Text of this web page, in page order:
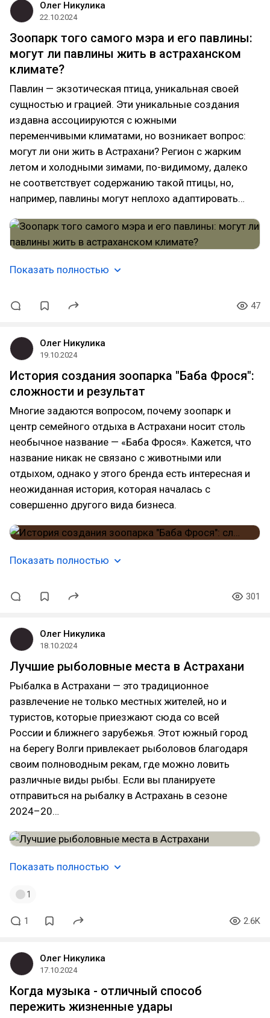
Олег Никулика
22.10.2024
Зоопарк того самого мэра и его павлины:
могут ли павлины жить в астраханском
климате?
Павлин — экзотическая птица, уникальная своей
сущностью и грацией. Эти уникальные создания
издавна ассоциируются с южными
переменчивыми климатами, но возникает вопрос:
могут ли они жить в Астрахани? Регион с жарким
летом и холодными зимами, по-видимому, далеко
не соответствует содержанию такой птицы, но,
например, павлины могут неплохо адаптировать…
Показать полностью
47
Олег Никулика
19.10.2024
История создания зоопарка "Баба Фрося":
сложности и результат
Многие задаются вопросом, почему зоопарк и
центр семейного отдыха в Астрахани носит столь
необычное название — «Баба Фрося». Кажется, что
название никак не связано с животными или
отдыхом, однако у этого бренда есть интересная и
неожиданная история, которая началась с
совершенно другого вида бизнеса.
Показать полностью
301
Олег Никулика
18.10.2024
Лучшие рыболовные места в Астрахани
Рыбалка в Астрахани — это традиционное
развлечение не только местных жителей, но и
туристов, которые приезжают сюда со всей
России и ближнего зарубежья. Этот южный город
на берегу Волги привлекает рыболовов благодаря
своим полноводным рекам, где можно ловить
различные виды рыбы. Если вы планируете
отправиться на рыбалку в Астрахань в сезоне
2024–20…
Показать полностью
1
1 2.6K
Олег Никулика
17.10.2024
Когда музыка - отличный способ
пережить жизненные удары